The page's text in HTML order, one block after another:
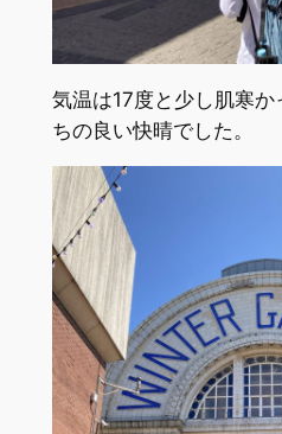
気温は17度と少し肌寒
ちの良い快晴でした。